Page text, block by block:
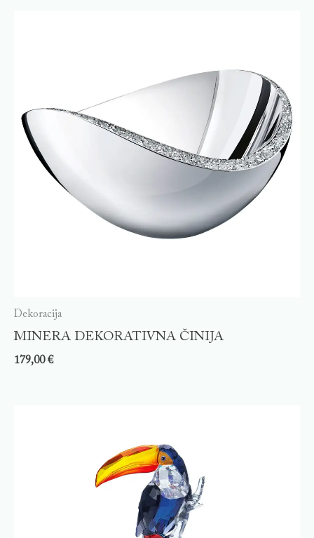
Dekoracija
MINERA DEKORATIVNA ČINIJA
179,00€